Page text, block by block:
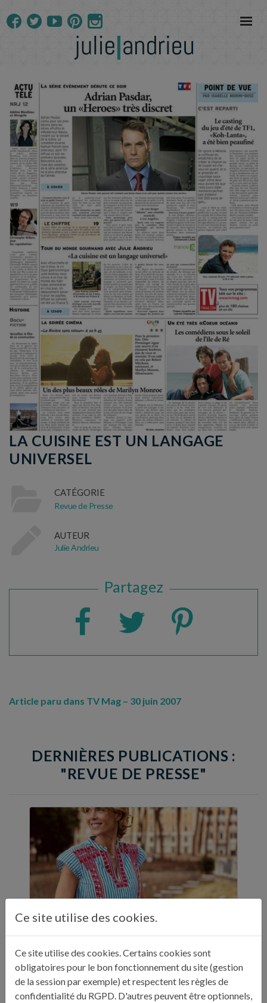
LA CUISINE EST UN LANGAGE
UNIVERSEL
CATÉGORIE
Revue de Presse
AUTEUR
Julie Andrieu
Partagez
Article paru dans TV Mag – 30 juin 2007
DERNIÈRES PUBLICATIONS :
"REVUE DE PRESSE"
"Sur ses réseaux, Julie Andrieu nous emmène
en Italie pendant cinq semaines à la
Ce site utilise des cookies.
Ce site utilise des cookies. Certains cookies sont
obligatoires pour le bon fonctionnement du site (gestion
de la session par exemple) et respectent les règles de
confidentialité du RGPD. D'autres peuvent être optionnels,